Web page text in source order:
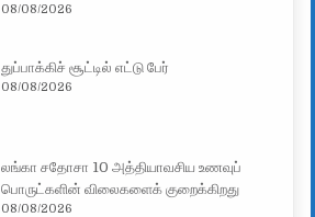
08/08/2026
துப்பாக்கிச் சூட்டில் எட்டு பேர்
08/08/2026
லங்கா சதோசா 10 அத்தியாவசிய உணவுப்
பொருட்களின் விலைகளைக் குறைக்கிறது
08/08/2026